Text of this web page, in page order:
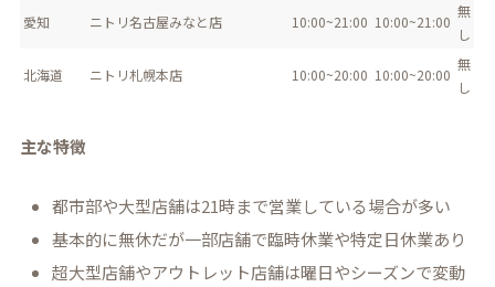
愛知 ニトリ名古屋みなと店 10:00~21:00 10:00~21:00
無
し
北海道 ニトリ札幌本店 10:00~20:00 10:00~20:00
無
し
主な特徴
都市部や大型店舗は21時まで営業している場合が多い
基本的に無休だが一部店舗で臨時休業や特定日休業あり
超大型店舗やアウトレット店舗は曜日やシーズンで変動